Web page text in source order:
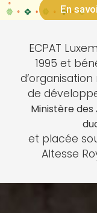
En
ECPAT
1995 et
de
Ministère
et placée
Altesse